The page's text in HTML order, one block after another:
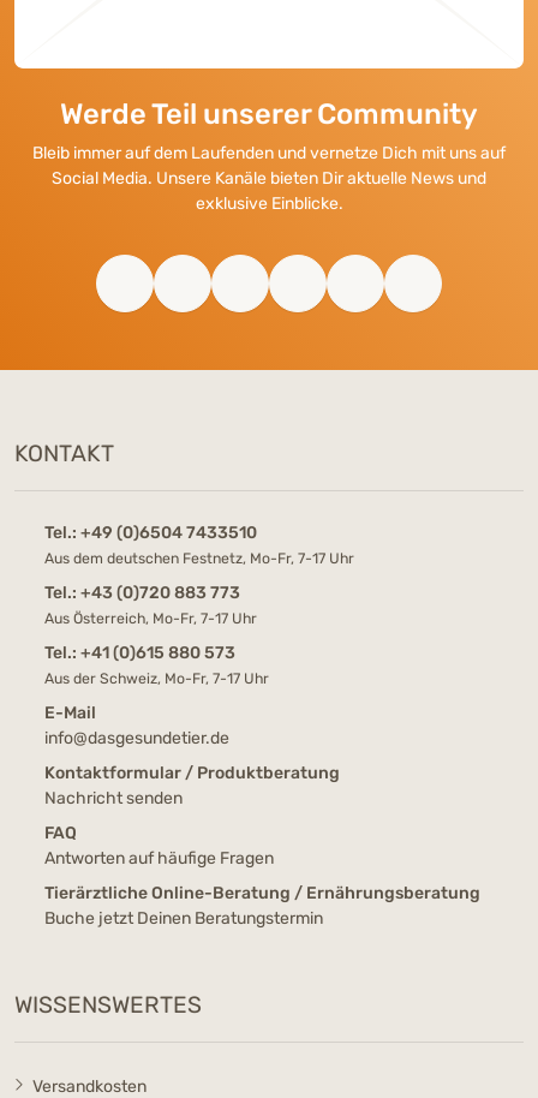
Werde Teil unserer Community
Bleib immer auf dem Laufenden und vernetze Dich mit uns auf
Social Media. Unsere Kanäle bieten Dir aktuelle News und
exklusive Einblicke.
KONTAKT
Tel.: +49 (0)6504 7433510
Aus dem deutschen Festnetz, Mo-Fr, 7-17 Uhr
Tel.: +43 (0)720 883 773
Aus Österreich, Mo-Fr, 7-17 Uhr
Tel.: +41 (0)615 880 573
Aus der Schweiz, Mo-Fr, 7-17 Uhr
E-Mail
info@dasgesundetier.de
Kontaktformular / Produktberatung
Nachricht senden
FAQ
Antworten auf häufige Fragen
Tierärztliche Online-Beratung / Ernährungsberatung
Buche jetzt Deinen Beratungstermin
WISSENSWERTES
Versandkosten